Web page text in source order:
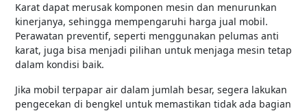
Karat dapat merusak komponen mesin dan menurunkan
kinerjanya, sehingga mempengaruhi harga jual mobil.
Perawatan preventif, seperti menggunakan pelumas anti
karat, juga bisa menjadi pilihan untuk menjaga mesin tetap
dalam kondisi baik.
Jika mobil terpapar air dalam jumlah besar, segera lakukan
pengecekan di bengkel untuk memastikan tidak ada bagian